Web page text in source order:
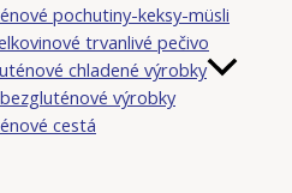
pochutiny-keksy-müsli
trvanlivé pečivo
chladené výrobky
výrobky
cestá